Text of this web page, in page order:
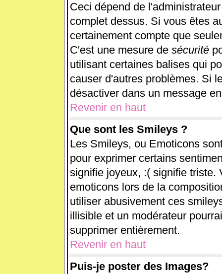
Ceci dépend de
complet dessus. Si vous êtes
certainement compte que
C'est une mesure de sécurité
utilisant certaines balises qui
causer d'autres problèmes. Si
désactiver dans un message
Revenir en haut
Que sont les Smileys ?
Les Smileys, ou Emoticons
pour exprimer certains
signifie joyeux, :( signifie triste.
emoticons lors de la
utiliser abusivement ces
illisible et un modérateur
supprimer entièrement.
Revenir en haut
Puis-je poster des Images?